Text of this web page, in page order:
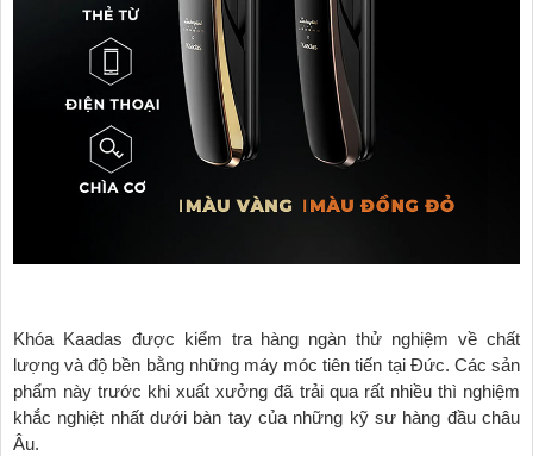
Khóa Kaadas được kiểm tra hàng ngàn thử nghiệm về chất
lượng và độ bền bằng những máy móc tiên tiến tại Đức. Các sản
phẩm này trước khi xuất xưởng đã trải qua rất nhiều thì nghiệm
khắc nghiệt nhất dưới bàn tay của những kỹ sư hàng đầu châu
Âu.